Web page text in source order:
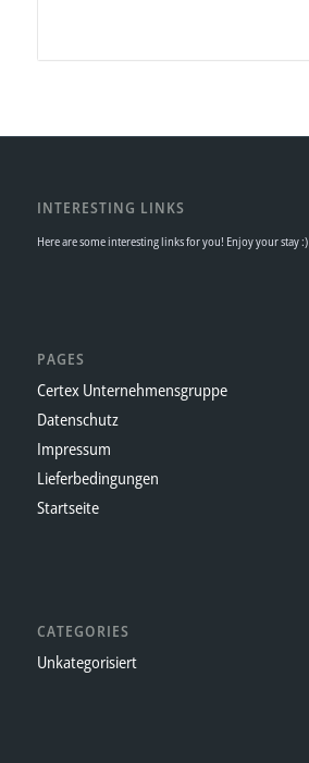
INTERESTING LINKS
Here are some interesting links for you! Enjoy your stay :)
PAGES
Certex Unternehmensgruppe
Datenschutz
Impressum
Lieferbedingungen
Startseite
CATEGORIES
Unkategorisiert